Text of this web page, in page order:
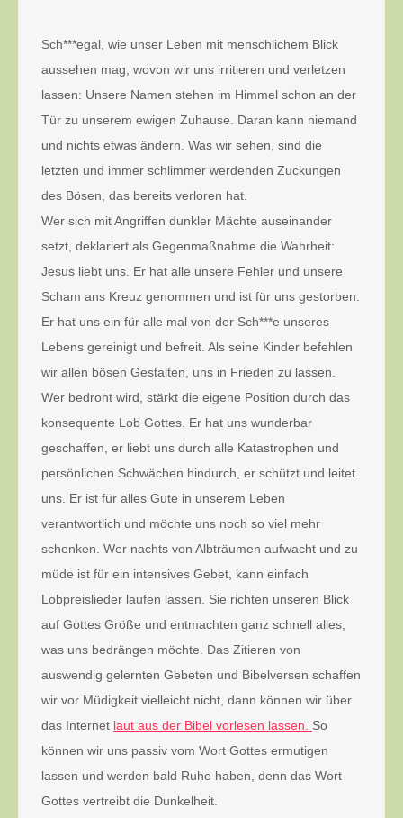
Sch***egal, wie unser Leben mit menschlichem Blick
aussehen mag, wovon wir uns irritieren und verletzen
lassen: Unsere Namen stehen im Himmel schon an der
Tür zu unserem ewigen Zuhause. Daran kann niemand
und nichts etwas ändern. Was wir sehen, sind die
letzten und immer schlimmer werdenden Zuckungen
des Bösen, das bereits verloren hat.
Wer sich mit Angriffen dunkler Mächte auseinander
setzt, deklariert als Gegenmaßnahme die Wahrheit:
Jesus liebt uns. Er hat alle unsere Fehler und unsere
Scham ans Kreuz genommen und ist für uns gestorben.
Er hat uns ein für alle mal von der Sch***e unseres
Lebens gereinigt und befreit. Als seine Kinder befehlen
wir allen bösen Gestalten, uns in Frieden zu lassen.
Wer bedroht wird, stärkt die eigene Position durch das
konsequente Lob Gottes. Er hat uns wunderbar
geschaffen, er liebt uns durch alle Katastrophen und
persönlichen Schwächen hindurch, er schützt und leitet
uns. Er ist für alles Gute in unserem Leben
verantwortlich und möchte uns noch so viel mehr
schenken. Wer nachts von Albträumen aufwacht und zu
müde ist für ein intensives Gebet, kann einfach
Lobpreislieder laufen lassen. Sie richten unseren Blick
auf Gottes Größe und entmachten ganz schnell alles,
was uns bedrängen möchte. Das Zitieren von
auswendig gelernten Gebeten und Bibelversen schaffen
wir vor Müdigkeit vielleicht nicht, dann können wir über
das Internet laut aus der Bibel vorlesen lassen. So
können wir uns passiv vom Wort Gottes ermutigen
lassen und werden bald Ruhe haben, denn das Wort
Gottes vertreibt die Dunkelheit.